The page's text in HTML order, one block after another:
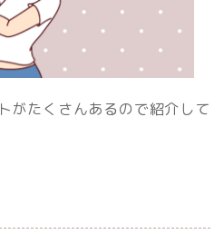
がたくさんあるので紹介して